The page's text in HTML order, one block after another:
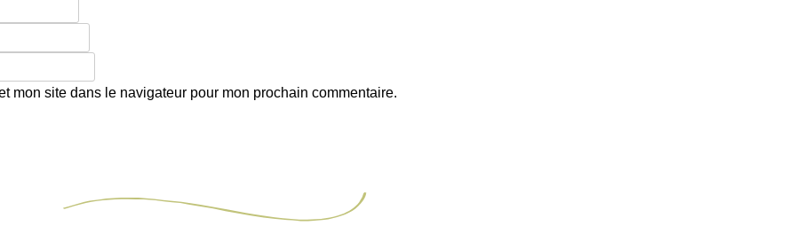
mon site dans le navigateur pour mon prochain commentaire.